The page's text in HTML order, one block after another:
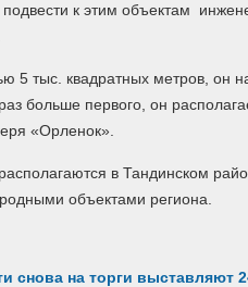
к этим объектам
5 тыс. квадратных метров, он
больше первого, он
«Орленок».
в Тандинском
объектами региона.
снова на торги выставляют